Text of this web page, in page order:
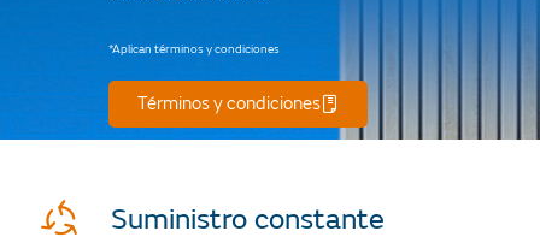
*Aplican términos y condiciones
Términos y condiciones
Suministro constante